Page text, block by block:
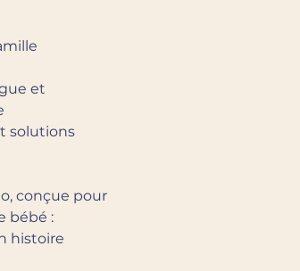
et
solutions
conçue pour
bébé :
histoire